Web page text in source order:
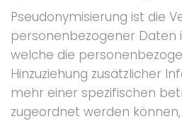
Pseudonymisierung ist die
personenbezogener Daten
welche die
Hinzuziehung zusätzlicher
mehr einer spezifischen
zugeordnet werden